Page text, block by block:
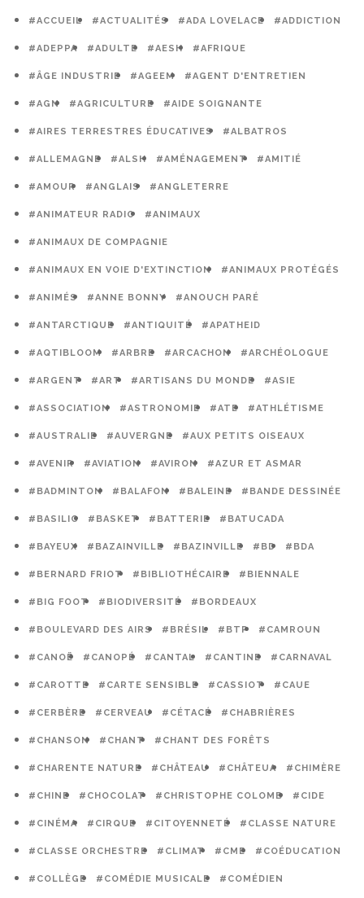
#ACCUEIL #ACTUALITÉS #ADA LOVELACE #ADDICTION
#ADEPPA #ADULTE #AESH #AFRIQUE
#ÂGE INDUSTRIE #AGEEM #AGENT D'ENTRETIEN
#AGN #AGRICULTURE #AIDE SOIGNANTE
#AIRES TERRESTRES ÉDUCATIVES #ALBATROS
#ALLEMAGNE #ALSH #AMÉNAGEMENT #AMITIÉ
#AMOUR #ANGLAIS #ANGLETERRE
#ANIMATEUR RADIO #ANIMAUX
#ANIMAUX DE COMPAGNIE
#ANIMAUX EN VOIE D'EXTINCTION #ANIMAUX PROTÉGÉS
#ANIMÉS #ANNE BONNY #ANOUCH PARÉ
#ANTARCTIQUE #ANTIQUITÉ #APATHEID
#AQTIBLOOM #ARBRE #ARCACHON #ARCHÉOLOGUE
#ARGENT #ART #ARTISANS DU MONDE #ASIE
#ASSOCIATION #ASTRONOMIE #ATE #ATHLÉTISME
#AUSTRALIE #AUVERGNE #AUX PETITS OISEAUX
#AVENIR #AVIATION #AVIRON #AZUR ET ASMAR
#BADMINTON #BALAFON #BALEINE #BANDE DESSINÉE
#BASILIC #BASKET #BATTERIE #BATUCADA
#BAYEUX #BAZAINVILLE #BAZINVILLE #BD #BDA
#BERNARD FRIOT #BIBLIOTHÉCAIRE #BIENNALE
#BIG FOOT #BIODIVERSITÉ #BORDEAUX
#BOULEVARD DES AIRS #BRÉSIL #BTP #CAMROUN
#CANOË #CANOPÉ #CANTAL #CANTINE #CARNAVAL
#CAROTTE #CARTE SENSIBLE #CASSIOT #CAUE
#CERBÈRE #CERVEAU #CÉTACÉ #CHABRIÈRES
#CHANSON #CHANT #CHANT DES FORÊTS
#CHARENTE NATURE #CHÂTEAU #CHÂTEUA #CHIMÈRE
#CHINE #CHOCOLAT #CHRISTOPHE COLOMB #CIDE
#CINÉMA #CIRQUE #CITOYENNETÉ #CLASSE NATURE
#CLASSE ORCHESTRE #CLIMAT #CME #COÉDUCATION
#COLLÈGE #COMÉDIE MUSICALE #COMÉDIEN